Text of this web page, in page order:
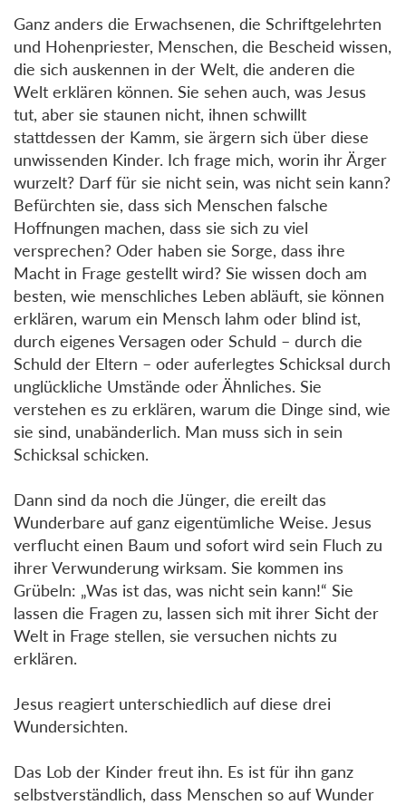
Ganz anders die Erwachsenen, die Schriftgelehrten
und Hohenpriester, Menschen, die Bescheid wissen,
die sich auskennen in der Welt, die anderen die
Welt erklären können. Sie sehen auch, was Jesus
tut, aber sie staunen nicht, ihnen schwillt
stattdessen der Kamm, sie ärgern sich über diese
unwissenden Kinder. Ich frage mich, worin ihr Ärger
wurzelt? Darf für sie nicht sein, was nicht sein kann?
Befürchten sie, dass sich Menschen falsche
Hoffnungen machen, dass sie sich zu viel
versprechen? Oder haben sie Sorge, dass ihre
Macht in Frage gestellt wird? Sie wissen doch am
besten, wie menschliches Leben abläuft, sie können
erklären, warum ein Mensch lahm oder blind ist,
durch eigenes Versagen oder Schuld – durch die
Schuld der Eltern – oder auferlegtes Schicksal durch
unglückliche Umstände oder Ähnliches. Sie
verstehen es zu erklären, warum die Dinge sind, wie
sie sind, unabänderlich. Man muss sich in sein
Schicksal schicken.
Dann sind da noch die Jünger, die ereilt das
Wunderbare auf ganz eigentümliche Weise. Jesus
verflucht einen Baum und sofort wird sein Fluch zu
ihrer Verwunderung wirksam. Sie kommen ins
Grübeln: „Was ist das, was nicht sein kann!“ Sie
lassen die Fragen zu, lassen sich mit ihrer Sicht der
Welt in Frage stellen, sie versuchen nichts zu
erklären.
Jesus reagiert unterschiedlich auf diese drei
Wundersichten.
Das Lob der Kinder freut ihn. Es ist für ihn ganz
selbstverständlich, dass Menschen so auf Wunder